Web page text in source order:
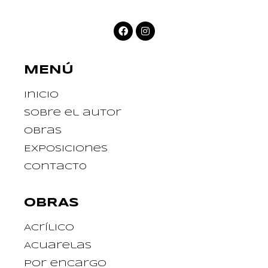
MENÚ
Inicio
Sobre el autor
Obras
Exposiciones
Contact0
OBRAS
Acrílico
Acuarelas
Por encargo